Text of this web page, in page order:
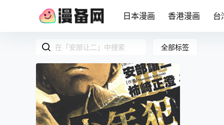
日本漫画 香港漫画 台
全部标签